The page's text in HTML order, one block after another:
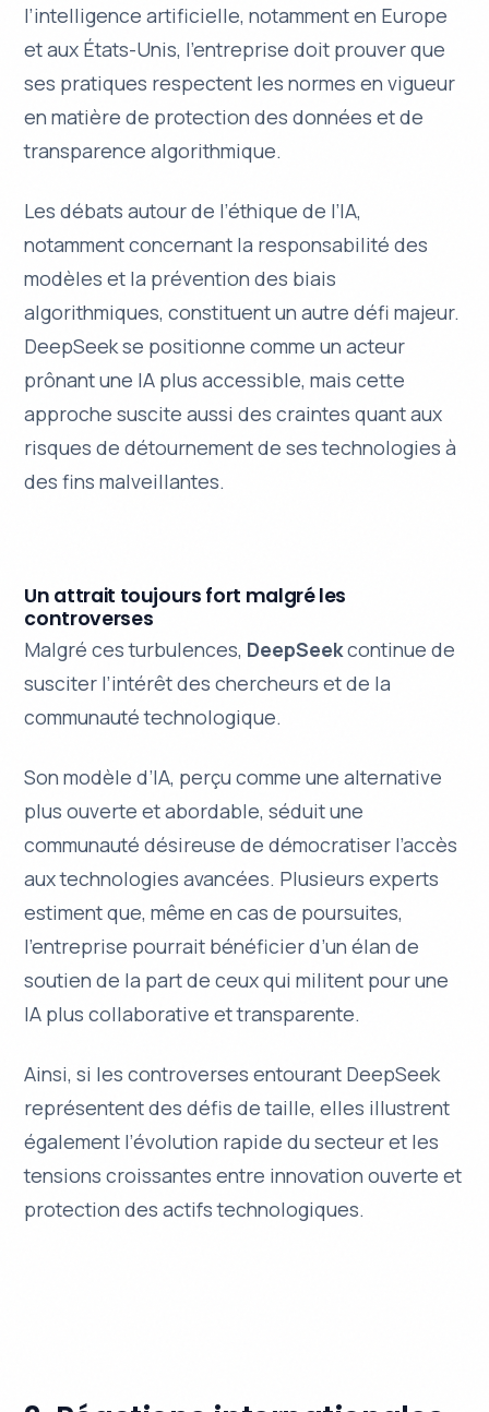
l’intelligence artificielle, notamment en Europe
et aux États-Unis, l’entreprise doit prouver que
ses pratiques respectent les normes en vigueur
en matière de protection des données et de
transparence algorithmique.
Les débats autour de l’éthique de l’IA,
notamment concernant la responsabilité des
modèles et la prévention des biais
algorithmiques, constituent un autre défi majeur.
DeepSeek se positionne comme un acteur
prônant une IA plus accessible, mais cette
approche suscite aussi des craintes quant aux
risques de détournement de ses technologies à
des fins malveillantes.
Un attrait toujours fort malgré les
controverses
Malgré ces turbulences, DeepSeekcontinue de
susciter l’intérêt des chercheurs et de la
communauté technologique.
Son modèle d’IA, perçu comme une alternative
plus ouverte et abordable, séduit une
communauté désireuse de démocratiser l’accès
aux technologies avancées. Plusieurs experts
estiment que, même en cas de poursuites,
l’entreprise pourrait bénéficier d’un élan de
soutien de la part de ceux qui militent pour une
IA plus collaborative et transparente.
Ainsi, si les controverses entourant DeepSeek
représentent des défis de taille, elles illustrent
également l’évolution rapide du secteur et les
tensions croissantes entre innovation ouverte et
protection des actifs technologiques.